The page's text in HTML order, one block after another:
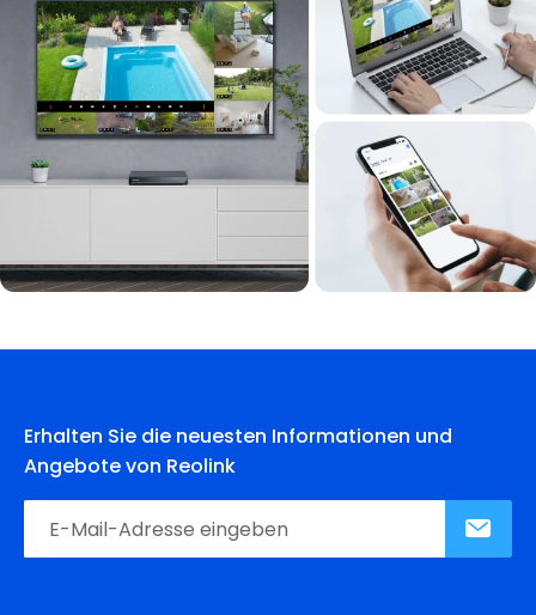
Erhalten Sie die neuesten Informationen und
Angebote von Reolink